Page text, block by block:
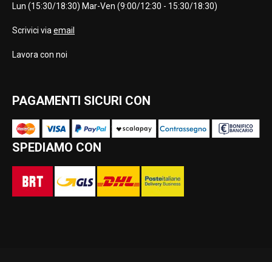
Lun (15:30/18:30) Mar-Ven (9:00/12:30 - 15:30/18:30)
Scrivici via email
Lavora con noi
PAGAMENTI SICURI CON
SPEDIAMO CON